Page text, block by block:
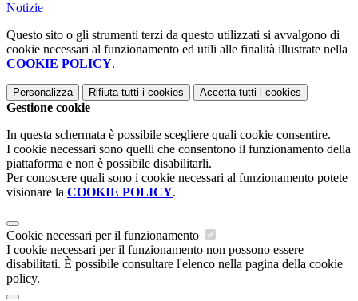
Notizie
Questo sito o gli strumenti terzi da questo utilizzati si avvalgono di
cookie necessari al funzionamento ed utili alle finalità illustrate nella
COOKIE POLICY.
Personalizza Rifiuta tutti i cookies Accetta tutti i cookies
Gestione cookie
In questa schermata è possibile scegliere quali cookie consentire.
I cookie necessari sono quelli che consentono il funzionamento della
piattaforma e non è possibile disabilitarli.
Per conoscere quali sono i cookie necessari al funzionamento potete
visionare la COOKIE POLICY.
Cookie necessari per il funzionamento
I cookie necessari per il funzionamento non possono essere
disabilitati. È possibile consultare l'elenco nella pagina della cookie
policy.